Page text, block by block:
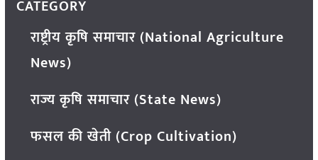
CATEGORY
राष्ट्रीय कृषि समाचार (National Agriculture
News)
राज्य कृषि समाचार (State News)
फसल की खेती (Crop Cultivation)